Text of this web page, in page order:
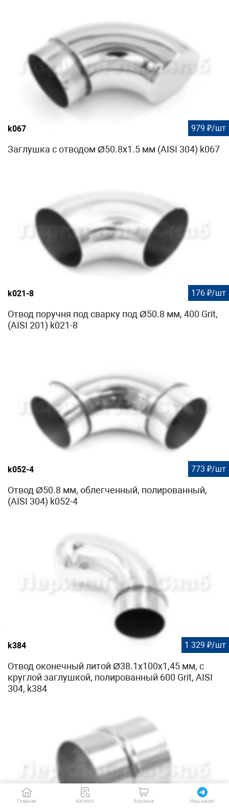
k067 979 ₽/шт
Заглушка с отводом Ø50.8х1.5 мм (AISI 304) k067
k021-8 176 ₽/шт
Отвод поручня под сварку под Ø50.8 мм, 400 Grit,
(AISI 201) k021-8
k052-4 773 ₽/шт
Отвод Ø50.8 мм, облегченный, полированный,
(AISI 304) k052-4
k384 1 329 ₽/шт
Отвод оконечный литой Ø38.1х100х1,45 мм, с
круглой заглушкой, полированный 600 Grit, AISI
304, k384
Главная Каталог Корзина Наш канал